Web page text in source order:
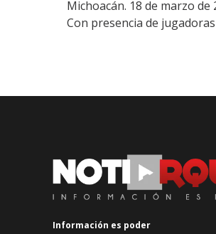
Michoacán. 18 de marzo de
Con presencia de
Información es poder